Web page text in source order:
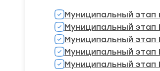
Муниципальный этап
Муниципальный этап
Муниципальный этап
Муниципальный этап
Муниципальный этап